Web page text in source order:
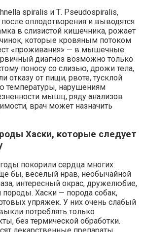
spiralis и Т. Pseudospiralis,
оплодотворения и выводятся
в слизистой кишечника, рожает
которые кровяным потоком
«проживания» — в мышечные
диагноз возможно только
поносу со слизью, дрожи тела,
отказу от пищи, рвоте, тусклой
нарушениям
мышц, ряду анализов
врач может назначить
Хаски, которые следует
покорили сердца многих
бы, веселый нрав, необычайной
интересный окрас, дружелюбие,
породы. Хаски — порода собак,
упряжек. У них очень слабый
потреблять только
без термической обработки.